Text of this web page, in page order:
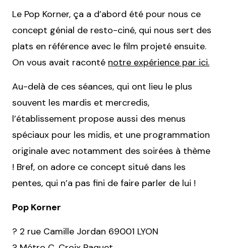
Le Pop Korner, ça a d’abord été pour nous ce
concept génial de resto-ciné, qui nous sert des
plats en référence avec le film projeté ensuite.
On vous avait raconté notre expérience par ici.
Au-delà de ces séances, qui ont lieu le plus
souvent les mardis et mercredis,
l’établissement propose aussi des menus
spéciaux pour les midis, et une programmation
originale avec notamment des soirées à thème
! Bref, on adore ce concept situé dans les
pentes, qui n’a pas fini de faire parler de lui !
Pop Korner
? 2 rue Camille Jordan 69001 LYON